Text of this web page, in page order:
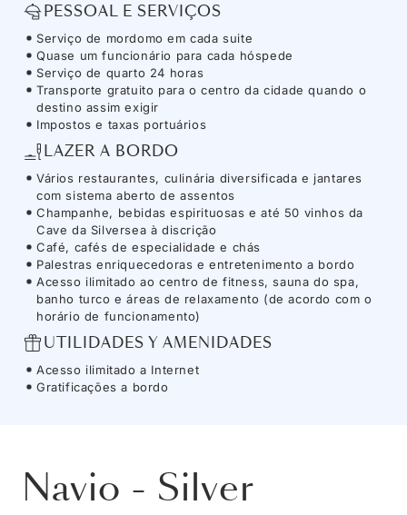
PESSOAL E SERVIÇOS
Serviço de mordomo em cada suite
Quase um funcionário para cada hóspede
Serviço de quarto 24 horas
Transporte gratuito para o centro da cidade quando o
destino assim exigir
Impostos e taxas portuários
LAZER A BORDO
Vários restaurantes, culinária diversificada e jantares
com sistema aberto de assentos
Champanhe, bebidas espirituosas e até 50 vinhos da
Cave da Silversea à discrição
Café, cafés de especialidade e chás
Palestras enriquecedoras e entretenimento a bordo
Acesso ilimitado ao centro de fitness, sauna do spa,
banho turco e áreas de relaxamento (de acordo com o
horário de funcionamento)
UTILIDADES Y AMENIDADES
Acesso ilimitado a Internet
Gratificações a bordo
Navio - Silver